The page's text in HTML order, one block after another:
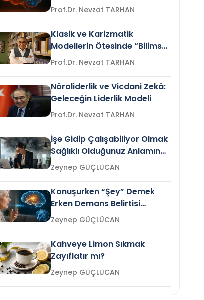
Prof.Dr. Nevzat TARHAN
Klasik ve Karizmatik
Modellerin Ötesinde “Bilimsel
Liderlik”
Prof.Dr. Nevzat TARHAN
Nöroliderlik ve Vicdani Zekâ:
Geleceğin Liderlik Modeli
Prof.Dr. Nevzat TARHAN
İşe Gidip Çalışabiliyor Olmak
Sağlıklı Olduğunuz Anlamına
Gelir mi?Zeynep GÜÇLÜCAN
Konuşurken “Şey” Demek
Erken Demans Belirtisi
Olabilir mi?Zeynep GÜÇLÜCAN
Kahveye Limon Sıkmak
Zayıflatır mı?
Zeynep GÜÇLÜCAN